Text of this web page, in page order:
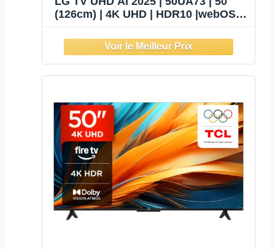
(126cm) | 4K UHD | HDR10 |webOS
Disney+ Canal+ Prime Video |
AirPlay 2